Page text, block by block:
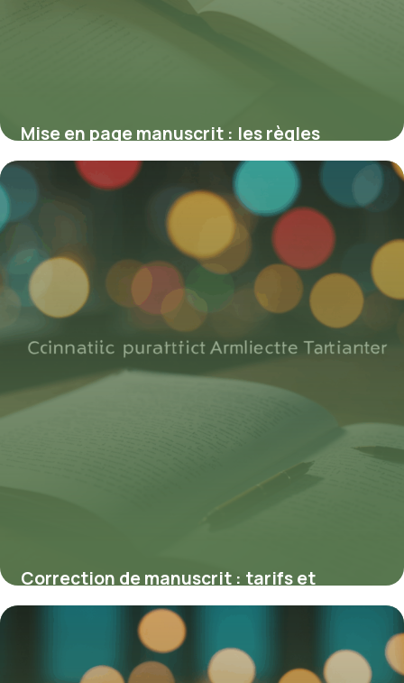
Mise en page manuscrit : les règles
essentielles pour un texte éditorial
professionnel
2 octobre 2025
Correction de manuscrit : tarifs et
options pour améliorer votre texte
29 septembre 2025